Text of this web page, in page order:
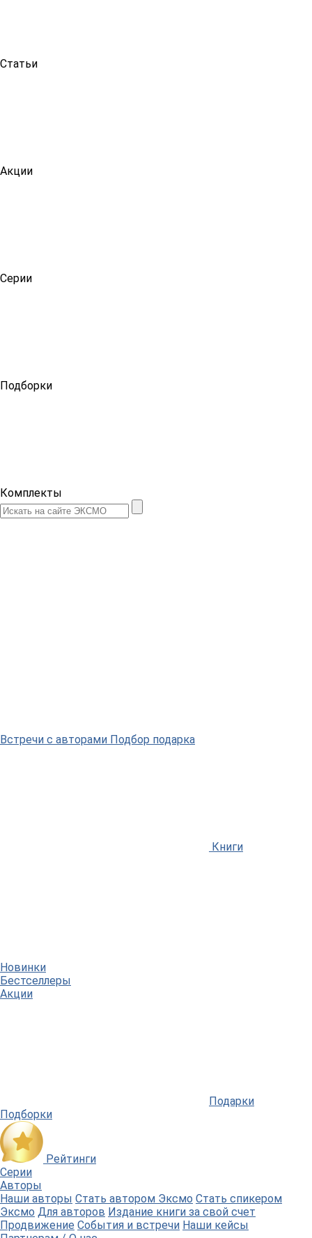
Статьи
Акции
Серии
Подборки
Комплекты
Встречи с авторами Подбор подарка
Книги
Новинки
Бестселлеры
Акции
Подарки
Подборки
Рейтинги
Серии
Авторы
Наши авторы Стать автором Эксмо Стать спикером
Эксмо Для авторов Издание книги за свой счет
Продвижение События и встречи Наши кейсы